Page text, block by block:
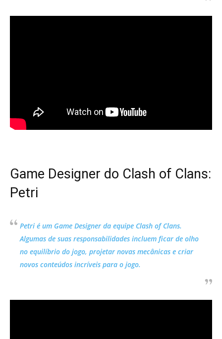
Game Designer do Clash of Clans:
Petri
Petri é um Game Designer da equipe Clash of Clans.
Algumas de suas responsabilidades incluem ficar de olho
no equilíbrio do jogo, projetar novas mecânicas e criar
novos conteúdos incríveis para o jogo.